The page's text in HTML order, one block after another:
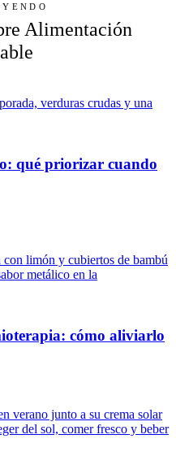
Alimentación
qué priorizar cuando
cómo aliviarlo